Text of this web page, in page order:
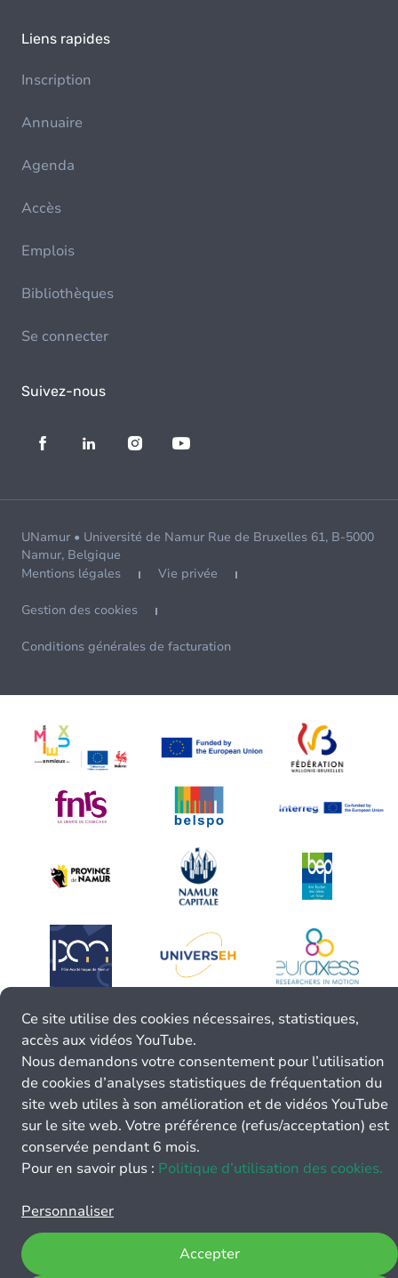
Liens rapides
Inscription
Annuaire
Agenda
Accès
Emplois
Bibliothèques
Se connecter
Suivez-nous
UNamur • Université de Namur Rue de Bruxelles 61, B-5000
Namur, Belgique
Mentions légales
Vie privée
Gestion des cookies
Conditions générales de facturation
Ce site utilise des cookies nécessaires, statistiques,
accès aux vidéos YouTube.
Nous demandons votre consentement pour l’utilisation
de cookies d’analyses statistiques de fréquentation du
site web utiles à son amélioration et de vidéos YouTube
sur le site web. Votre préférence (refus/acceptation) est
conservée pendant 6 mois.
Pour en savoir plus : Politique d’utilisation des cookies.
Personnaliser
Accepter